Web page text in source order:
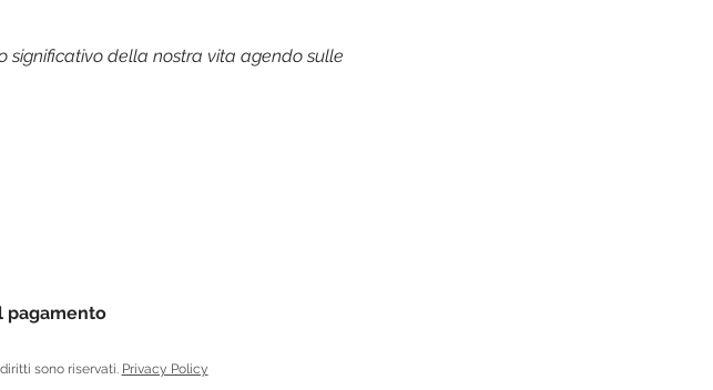
della nostra vita agendo sulle
pagamento
diritti sono riservati. Privacy Policy